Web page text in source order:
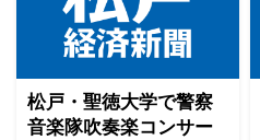
松戸・聖徳大学で警察
音楽隊吹奏楽コンサー